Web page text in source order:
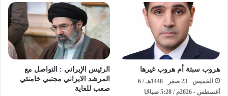
هروب سبتة أم هروب غيرها
الخميس - 23 صفر - 1448هـ / 6
أغسطس - 2026م / 5:28 صباحًا
الرئيس الإيراني : التواصل مع
المرشد الايراني مجتبي خامنئي
صعب للغاية